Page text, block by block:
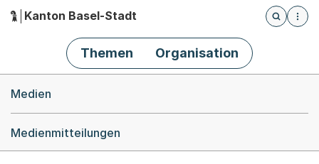
Hauptnavigation
Kanton Basel-Stadt
Öffnet
Themen Organisation
Medien
Medienmitteilungen